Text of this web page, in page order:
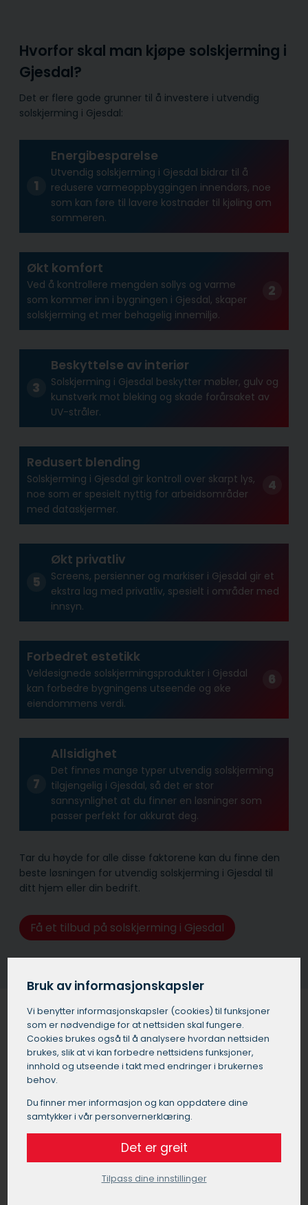
Hvorfor skal man kjøpe solskjerming i
Gjesdal?
Det er flere gode grunner til å investere i utvendig
solskjerming i Gjesdal:
Energibesparelse
Utvendig solskjerming i Gjesdal bidrar til å
redusere varmeoppbyggingen innendørs, noe
som kan føre til lavere kostnader til kjøling om
sommeren.
Økt komfort
Ved å kontrollere mengden sollys og varme
som kommer inn i bygningen i Gjesdal, skaper
solskjerming et mer behagelig innemiljø.
Beskyttelse av interiør
Solskjerming i Gjesdal beskytter møbler, gulv og
kunstverk mot bleking og skade forårsaket av
UV-stråler.
Redusert blending
Solskjerming i Gjesdal gir kontroll over skarpt lys,
noe som er spesielt nyttig for arbeidsområder
med dataskjermer.
Økt privatliv
Screens, persienner og markiser i Gjesdal gir et
ekstra lag med privatliv, spesielt i områder med
innsyn.
Forbedret estetikk
Veldesignede solskjermingsprodukter i Gjesdal
kan forbedre bygningens utseende og øke
eiendommens verdi.
Allsidighet
Det finnes mange typer utvendig solskjerming
tilgjengelig i Gjesdal, så det er stor
sannsynlighet at du finner en løsninger som
passer perfekt for akkurat deg.
Tar du høyde for alle disse faktorene kan du finne den
beste løsningen for utvendig solskjerming i Gjesdal til
ditt hjem eller din bedrift.
Få et tilbud på solskjerming i Gjesdal
Solskjerming for bedrifter og
kontorer i Gjesdal
boliger, men også for de som driver næring, som f.eks.
butikklokaler og kontorer. Noen av de viktigste fordelene
ved å montere utvendig solskjerming i næringsbygg i
Bruk av informasjonskapsler
Vi benytter informasjons­kapsler (cookies) til funksjoner
som er nødvendige for at nettsiden skal fungere.
Cookies brukes også til å analysere hvordan nettsiden
brukes, slik at vi kan forbedre nettsidens funksjoner,
innhold og utseende i takt med endringer i brukernes
behov.
Du finner mer informasjon og kan oppdatere dine
samtykker i vår personvernerklæring.
Det er greit
Tilpass dine innstillinger